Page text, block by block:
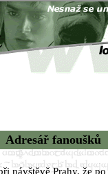
Adresář fanoušků
návštěvě Prahy, že